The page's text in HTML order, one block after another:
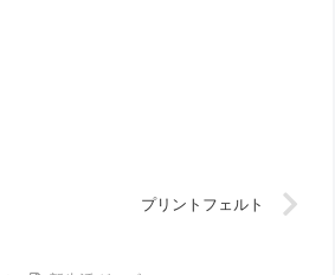
プリントフェルト